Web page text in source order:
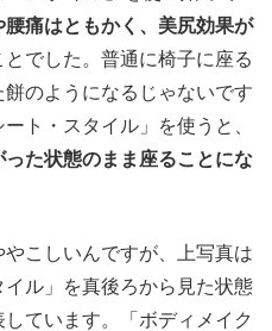
腰痛はともかく、美尻効果が
とでした。普通に椅子に座る
のようになるじゃないです
ト・スタイル」を使うと、
た状態のまま座ることにな
こしいんですが、上写真は
イル」を真後ろから見た状態
ています。「ボディメイク